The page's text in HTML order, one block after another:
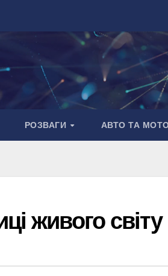
РОЗВАГИ АВТО ТА
живого світу